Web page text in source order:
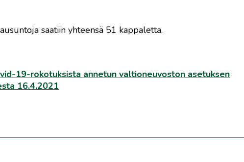
saatiin yhteensä 51 kappaletta.
19-rokotuksista annetun valtioneuvoston asetuksen
16.4.2021